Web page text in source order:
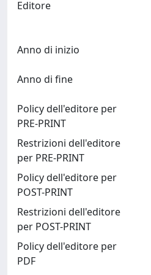
Editore
Anno di inizio
Anno di fine
Policy dell'editore per
PRE-PRINT
Restrizioni dell'editore
per PRE-PRINT
Policy dell'editore per
POST-PRINT
Restrizioni dell'editore
per POST-PRINT
Policy dell'editore per
PDF